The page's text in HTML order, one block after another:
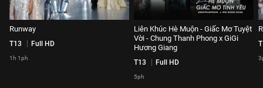
Runway
T13 Full HD
1h 1ph
Liên Khúc Hè Muộn - Giấc Mơ Tuyệt
Vời - Chung Thanh Phong x GiGi
Hương Giang
T13 Full HD
5ph